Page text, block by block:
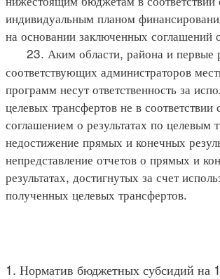
индивидуальным планом
на основании заключенных соглашений
23. Аким области, района и первые
соответствующих администраторов
программ несут ответственность за
целевых трансфертов не в
соглашением о результатах по целевым
недостижение прямых и конечных
непредставление отчетов о прямых и
результатах, достигнутых за счет
полученных целевых трансфертов.
1. Норматив бюджетных субсидий на